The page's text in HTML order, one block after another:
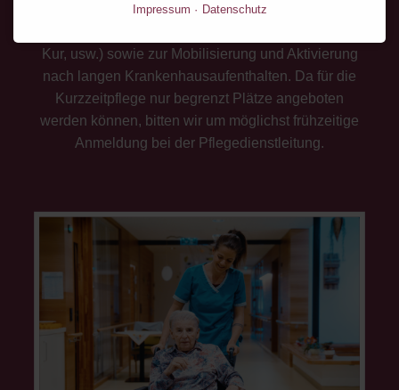
Haus betreut und gepflegt werden. Dies dient zur
Kur, usw.) sowie zur Mobilisierung und Aktivierung
nach langen Krankenhausaufenthalten. Da für die
Kurzzeitpflege nur begrenzt Plätze angeboten
werden können, bitten wir um möglichst frühzeitige
Anmeldung bei der Pflegedienstleitung.
Impressum Datenschutz